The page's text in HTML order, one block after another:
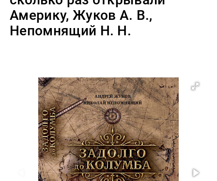
Америку, Жуков А. В.,
Непомнящий Н. Н.
и
приключения
Публицистика
Проза
Тайное и
непознанное
Образ
жизни
Философия